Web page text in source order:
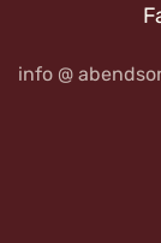
info @